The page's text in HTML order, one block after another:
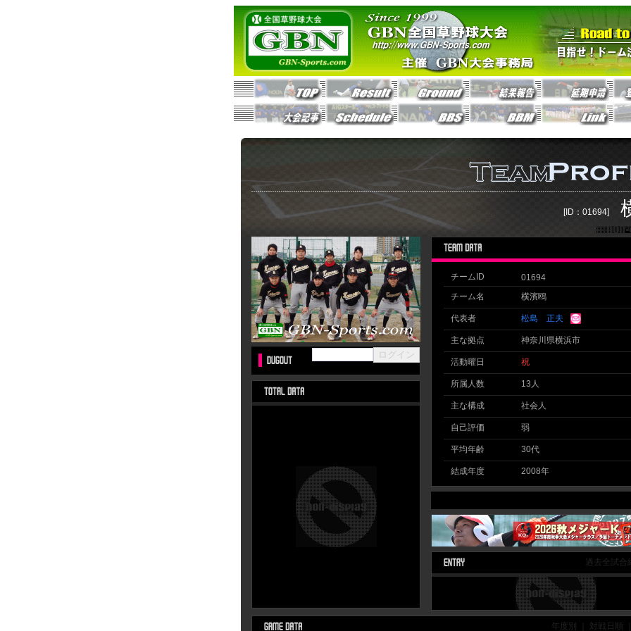
[ID：01694]
チームID 01694
チーム名 横濱鴎
代表者 松島 正夫
主な拠点 神奈川県横浜市
活動曜日 祝
所属人数 13人
主な構成 社会人
自己評価 弱
平均年齢 30代
結成年度 2008年
過去全試合
年度別 ｜ 対戦日順